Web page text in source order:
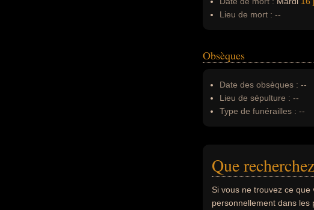
Lieu de mort : --
Obsèques
Date des obsèques : --
Lieu de sépulture : --
Type de funérailles : --
Que
Si vous ne trouvez ce
personnellement dans les